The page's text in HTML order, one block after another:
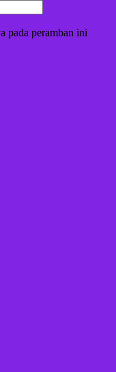
pada peramban ini